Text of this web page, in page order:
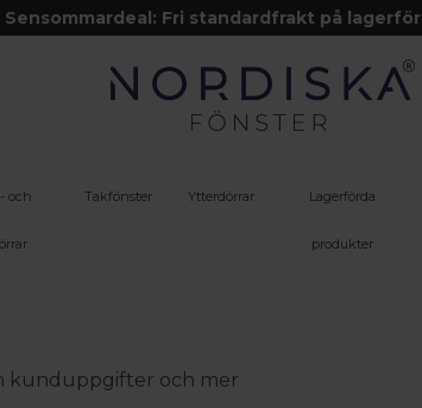
Sensommardeal: Fri standardfrakt på
och Takfönster Ytterdörrar Lagerförda
produkter
kunduppgifter och mer